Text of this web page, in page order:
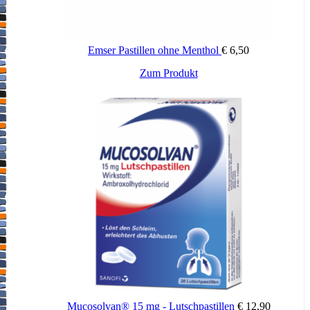
Emser Pastillen ohne Menthol € 6,50
Zum Produkt
Mucosolvan® 15 mg - Lutschpastillen €12,90